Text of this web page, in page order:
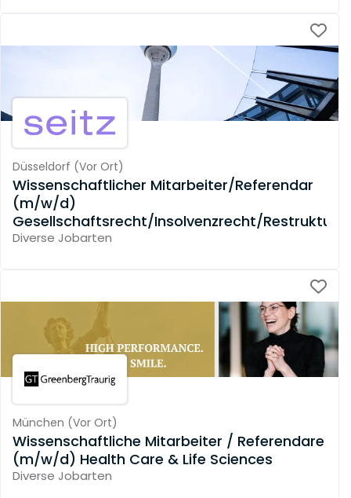
Düsseldorf (Vor Ort)
Wissenschaftlicher Mitarbeiter/Referendar
(m/w/d)
Gesellschaftsrecht/Insolvenzrecht/
Diverse Jobarten
München (Vor Ort)
Wissenschaftliche Mitarbeiter / Referendare
(m/w/d) Health Care & Life Sciences
Diverse Jobarten